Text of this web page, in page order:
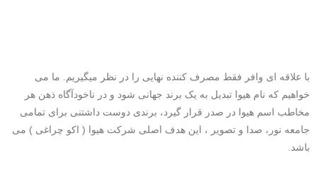
با علاقه ای وافر فقط مصرف کننده نهایی را در نظر میگیریم. ما می
خواهیم که نام هیوا تبدیل به یک برند جهانی شود و در ناخودآگاه ذهن هر
مخاطب اسم هیوا در صدر قرار گیرد، برندی دوست داشتنی برای تمامی
جامعه نور، صدا و تصویر ، این هدف اصلی شرکت هیوا ( اکو چراغی ) می
باشد.